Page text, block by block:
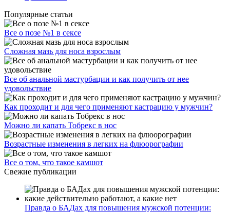
Популярные статьи
Все о позе №1 в сексе
Сложная мазь для носа взрослым
Все об анальной мастурбации и как получить от нее
удовольствие
Как проходит и для чего применяют кастрацию у мужчин?
Можно ли капать Тобрекс в нос
Возрастные изменения в легких на флюорографии
Все о том, что такое камшот
Свежие публикации
Правда о БАДах для повышения мужской потенции: